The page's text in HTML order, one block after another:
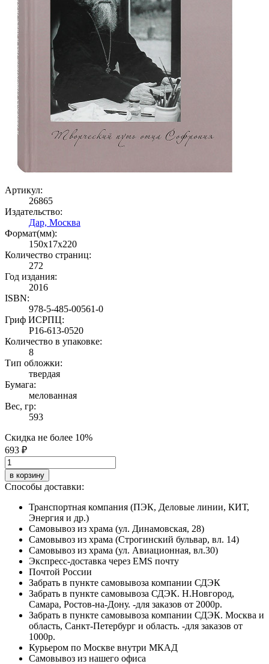
Артикул:
26865
Издательство:
Дар, Москва
Формат(мм):
150x17x220
Количество страниц:
272
Год издания:
2016
ISBN:
978-5-485-00561-0
Гриф ИСРПЦ:
Р16-613-0520
Количество в упаковке:
8
Тип обложки:
твердая
Бумага:
мелованная
Вес, гр:
593
Скидка не более 10%
693 ₽
в корзину
Способы доставки:
Транспортная компания (ПЭК, Деловые линии, КИТ,
Энергия и др.)
Самовывоз из храма (ул. Динамовская, 28)
Самовывоз из храма (Строгинский бульвар, вл. 14)
Самовывоз из храма (ул. Авиационная, вл.30)
Экспресс-доставка через EMS почту
Почтой России
Забрать в пункте самовывоза компании СДЭК
Забрать в пункте самовывоза СДЭК. Н.Новгород,
Самара, Ростов-на-Дону. -для заказов от 2000р.
Забрать в пункте самовывоза компании СДЭК. Москва и
область, Санкт-Петербург и область. -для заказов от
1000р.
Курьером по Москве внутри МКАД
Самовывоз из нашего офиса